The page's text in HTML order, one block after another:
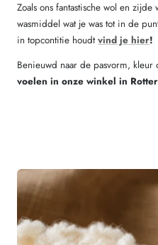
Zoals ons fantastische wol en zijde
wasmiddel wat je was tot in de
in topcontitie houdtvind je hier!
Benieuwd naar de pasvorm, kleur
voelen in onze winkel in